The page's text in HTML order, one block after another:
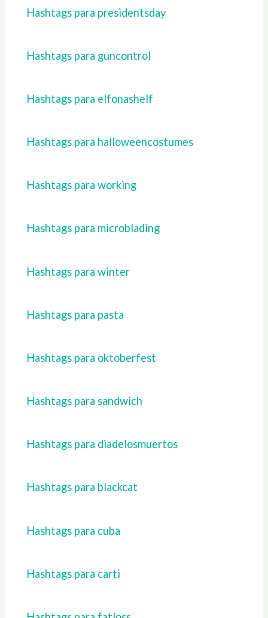
Hashtags para presidentsday
Hashtags para guncontrol
Hashtags para elfonashelf
Hashtags para halloweencostumes
Hashtags para working
Hashtags para microblading
Hashtags para winter
Hashtags para pasta
Hashtags para oktoberfest
Hashtags para sandwich
Hashtags para diadelosmuertos
Hashtags para blackcat
Hashtags para cuba
Hashtags para carti